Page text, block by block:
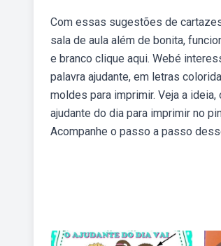
Com essas sugestões de
sala de aula além de bonita,
e branco clique aqui. Webé
palavra ajudante, em letras
moldes para imprimir. Veja a
ajudante do dia para imprimir no
Acompanhe o passo a passo